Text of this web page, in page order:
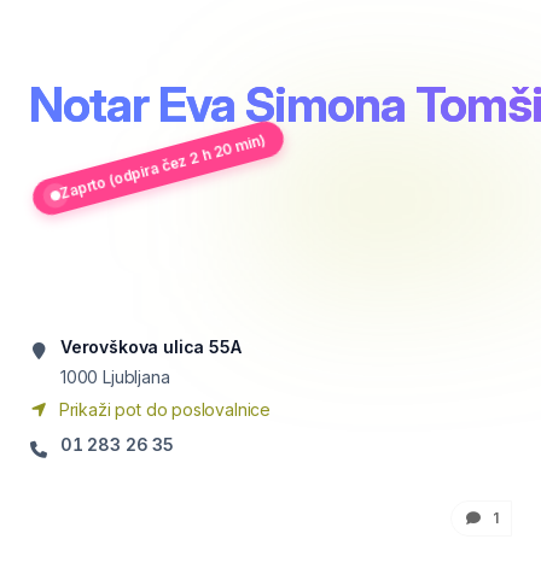
Notar Eva Simona
Zaprto (odpira čez 2 h 20 min)
Verovškova ulica 55A
1000 Ljubljana
Prikaži pot do poslovalnice
01 283 26 35
1